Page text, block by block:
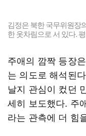
김정은 북한 국무위원장
한 옷차림으로 서 있다.
주애의 깜짝 등장
는 의도로 해석된
날지 관심이 컸던
세히 보도했다. 주
라는 관측에 더 힘